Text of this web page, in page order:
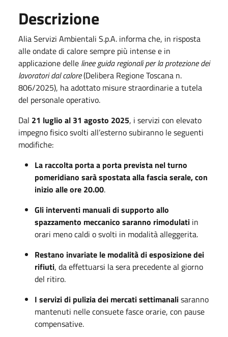
Descrizione
Alia Servizi Ambientali S.p.A. informa che, in risposta
alle ondate di calore sempre più intense e in
applicazione delle linee guida regionali per la protezione dei
lavoratori dal calore(Delibera Regione Toscana n.
806/2025), ha adottato misure straordinarie a tutela
del personale operativo.
Dal 21 luglio al 31 agosto 2025, i servizi con elevato
impegno fisico svolti all’esterno subiranno le seguenti
modifiche:
La raccolta porta a porta prevista nel turno
pomeridiano sarà spostata alla fascia serale, con
inizio alle ore 20.00.
Gli interventi manuali di supporto allo
spazzamento meccanico saranno rimodulati in
orari meno caldi o svolti in modalità alleggerita.
Restano invariate le modalità di esposizione dei
rifiuti, da effettuarsi la sera precedente al giorno
del ritiro.
I servizi di pulizia dei mercati settimanalisaranno
mantenuti nelle consuete fasce orarie, con pause
compensative.